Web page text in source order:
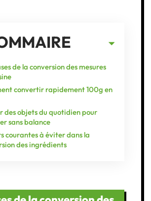
de la conversion des mesures
convertir rapidement 100g en
des objets du quotidien pour
sans balance
courantes à éviter dans la
des ingrédients